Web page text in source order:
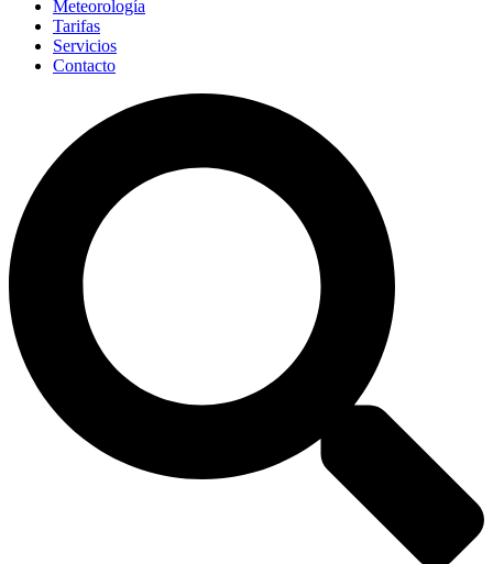
Meteorología
Tarifas
Servicios
Contacto